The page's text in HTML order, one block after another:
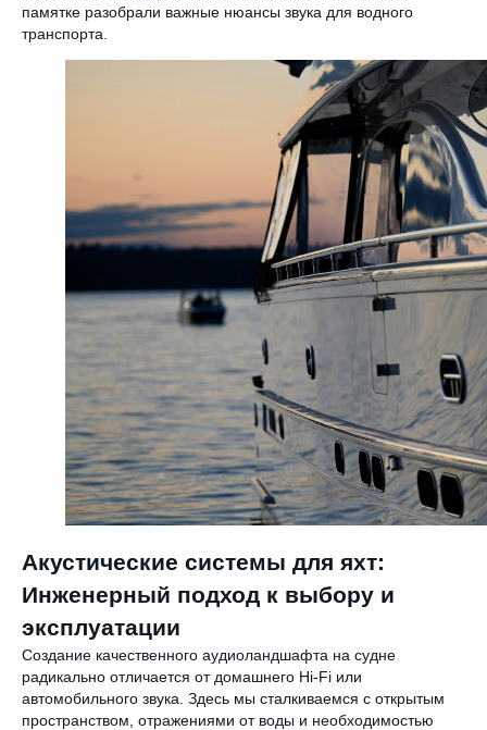
памятке разобрали важные нюансы звука для водного
транспорта.
Акустические системы для яхт:
Инженерный подход к выбору и
эксплуатации
Создание качественного аудиоландшафта на судне
радикально отличается от домашнего Hi-Fi или
автомобильного звука. Здесь мы сталкиваемся с открытым
пространством, отражениями от воды и необходимостью